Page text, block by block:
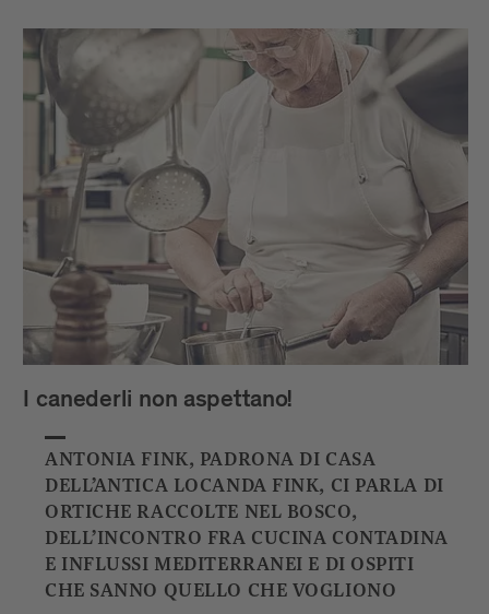
I canederli non aspettano!
ANTONIA FINK, PADRONA DI CASA
DELL’ANTICA LOCANDA FINK, CI PARLA DI
ORTICHE RACCOLTE NEL BOSCO,
DELL’INCONTRO FRA CUCINA CONTADINA
E INFLUSSI MEDITERRANEI E DI OSPITI
CHE SANNO QUELLO CHE VOGLIONO